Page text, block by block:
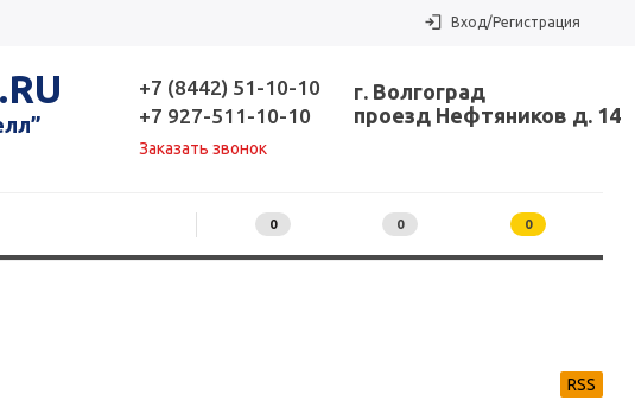
Вход/Регистрация
+7 (8442) 51-10-10
+7 927-511-10-10
Заказать звонок
г. Волгоград
проезд Нефтяников д. 14
0 0 0
RSS